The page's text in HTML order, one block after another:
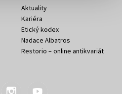
Aktuality
Kariéra
Etický kodex
Nadace Albatros
Restorio – online antikvariát